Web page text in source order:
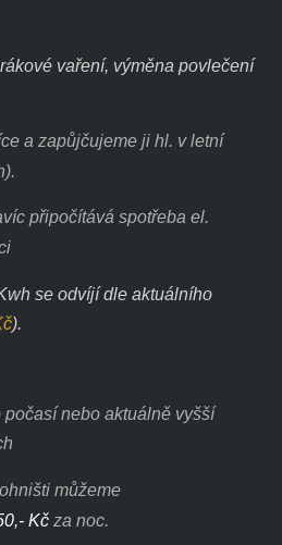
vaření, výměna povlečení
a zapůjčujeme ji hl. v letní
připočítává spotřeba el.
se odvíjí dle aktuálního
).
nebo aktuálně vyšší
můžeme
Kč za noc.